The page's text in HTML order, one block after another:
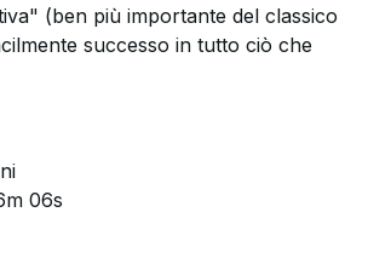
(ben più importante del classico
successo in tutto ciò che
06s